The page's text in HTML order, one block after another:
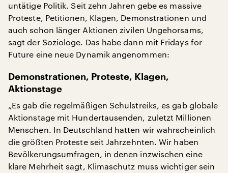
untätige Politik. Seit zehn Jahren gebe es massive
Proteste, Petitionen, Klagen, Demonstrationen und
auch schon länger Aktionen zivilen Ungehorsams,
sagt der Soziologe. Das habe dann mit Fridays for
Future eine neue Dynamik angenommen:
Demonstrationen, Proteste, Klagen,
Aktionstage
„Es gab die regelmäßigen Schulstreiks, es gab globale
Aktionstage mit Hundertausenden, zuletzt Millionen
Menschen. In Deutschland hatten wir wahrscheinlich
die größten Proteste seit Jahrzehnten. Wir haben
Bevölkerungsumfragen, in denen inzwischen eine
klare Mehrheit sagt, Klimaschutz muss wichtiger sein